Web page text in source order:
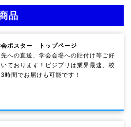
品
ポスター トップページ
への直送、学会会場への貼付け等ご好
ております！ビジプリは業界最速、校
時間でお届けも可能です！